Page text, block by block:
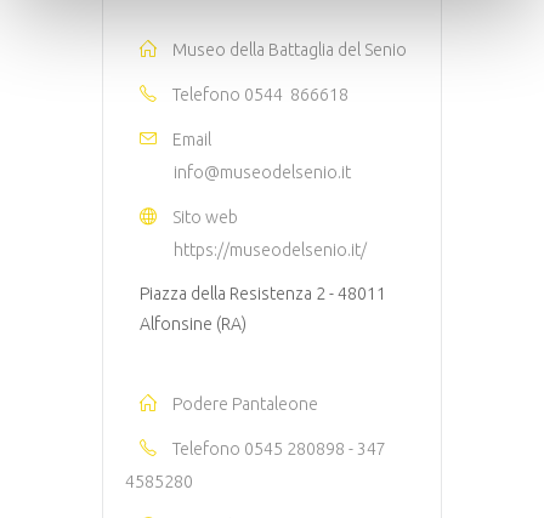
Museo della Battaglia del Senio
Telefono 0544 866618
Email
info@museodelsenio.it
Sito web
https://museodelsenio.it/
Piazza della Resistenza 2 - 48011
Alfonsine (RA)
Podere Pantaleone
Telefono 0545 280898 - 347
4585280